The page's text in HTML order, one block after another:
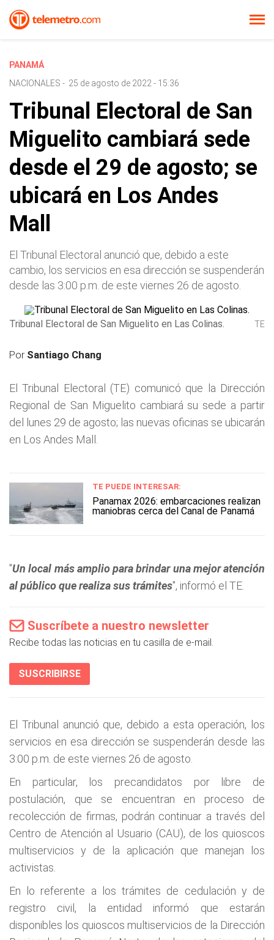
PANAMÁ
NACIONALES - 25 de agosto de 2022 - 15:36
Tribunal Electoral de San
Miguelito cambiará sede
desde el 29 de agosto; se
ubicará en Los Andes
Mall
El Tribunal Electoral anunció que, debido a este
cambio, los servicios en esa dirección se suspenderán
desde las 3:00 p.m. de este viernes 26 de agosto.
Tribunal Electoral de San Miguelito en Las Colinas. TE
Por Santiago Chang
El Tribunal Electoral (TE) comunicó que la Dirección
Regional de San Miguelito cambiará su sede a partir
del lunes 29 de agosto; las nuevas oficinas se ubicarán
en Los Andes Mall.
TE PUEDE INTERESAR:
Panamax 2026: embarcaciones realizan
maniobras cerca del Canal de Panamá
"Un local más amplio para brindar una mejor atención
al público que realiza sus trámites", informó el TE.
Suscríbete a nuestro newsletter
Recibe todas las noticias en tu casilla de e-mail.
SUSCRIBIRSE
El Tribunal anunció que, debido a esta operación, los
servicios en esa dirección se suspenderán desde las
3:00 p.m. de este viernes 26 de agosto.
En particular, los precandidatos por libre de
postulación, que se encuentran en proceso de
recolección de firmas, podrán continuar a través del
Centro de Atención al Usuario (CAU), de los quioscos
multiservicios y de la aplicación que manejan los
activistas.
En lo referente a los trámites de cedulación y de
registro civil, la entidad informó que estarán
disponibles los quioscos multiservicios de la Dirección